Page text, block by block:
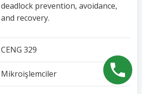
deadlock prevention, avoidance,
and recovery.
CENG 329
Mikroişlemciler